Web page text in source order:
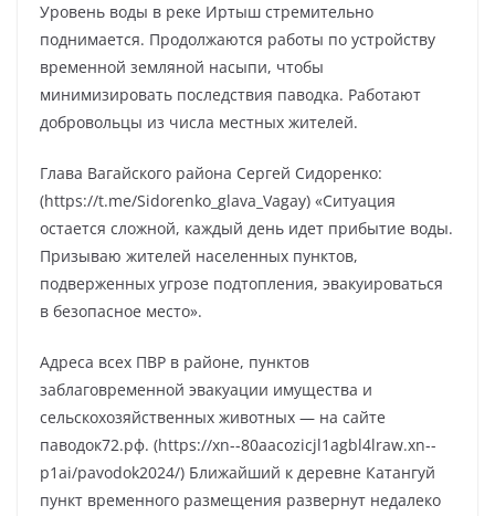
Уровень воды в реке Иртыш стремительно
поднимается. Продолжаются работы по устройству
временной земляной насыпи, чтобы
минимизировать последствия паводка. Работают
добровольцы из числа местных жителей.
Глава Вагайского района Сергей Сидоренко:
(https://t.me/Sidorenko_glava_Vagay) «Ситуация
остается сложной, каждый день идет прибытие воды.
Призываю жителей населенных пунктов,
подверженных угрозе подтопления, эвакуироваться
в безопасное место».
Адреса всех ПВР в районе, пунктов
заблаговременной эвакуации имущества и
сельскохозяйственных животных — на сайте
паводок72.рф. (https://xn--80aacozicjl1agbl4lraw.xn--
p1ai/pavodok2024/) Ближайший к деревне Катангуй
пункт временного размещения развернут недалеко